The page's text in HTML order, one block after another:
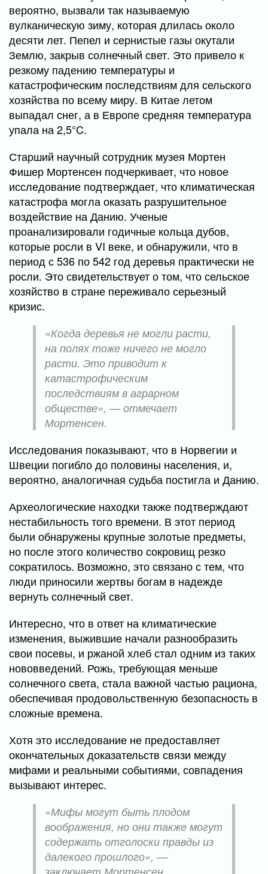
вероятно, вызвали так называемую
вулканическую зиму, которая длилась около
десяти лет. Пепел и сернистые газы окутали
Землю, закрыв солнечный свет. Это привело к
резкому падению температуры и
катастрофическим последствиям для сельского
хозяйства по всему миру. В Китае летом
выпадал снег, а в Европе средняя температура
упала на 2,5°C.
Старший научный сотрудник музея Мортен
Фишер Мортенсен подчеркивает, что новое
исследование подтверждает, что климатическая
катастрофа могла оказать разрушительное
воздействие на Данию. Ученые
проанализировали годичные кольца дубов,
которые росли в VI веке, и обнаружили, что в
период с 536 по 542 год деревья практически не
росли. Это свидетельствует о том, что сельское
хозяйство в стране переживало серьезный
кризис.
«Когда деревья не могли расти,
на полях тоже ничего не могло
расти. Это приводит к
катастрофическим
последствиям в аграрном
обществе», — отмечает
Мортенсен.
Исследования показывают, что в Норвегии и
Швеции погибло до половины населения, и,
вероятно, аналогичная судьба постигла и Данию.
Археологические находки также подтверждают
нестабильность того времени. В этот период
были обнаружены крупные золотые предметы,
но после этого количество сокровищ резко
сократилось. Возможно, это связано с тем, что
люди приносили жертвы богам в надежде
вернуть солнечный свет.
Интересно, что в ответ на климатические
изменения, выжившие начали разнообразить
свои посевы, и ржаной хлеб стал одним из таких
нововведений. Рожь, требующая меньше
солнечного света, стала важной частью рациона,
обеспечивая продовольственную безопасность в
сложные времена.
Хотя это исследование не предоставляет
окончательных доказательств связи между
мифами и реальными событиями, совпадения
вызывают интерес.
«Мифы могут быть плодом
воображения, но они также могут
содержать отголоски правды из
далекого прошлого», —